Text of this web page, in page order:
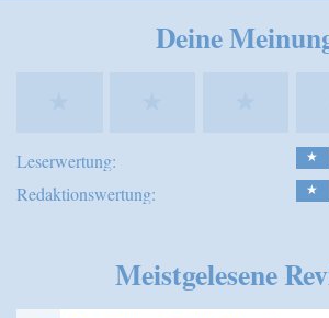
Deine
Leserwertung: ★
Redaktionswertung: ★
Meistgelesene